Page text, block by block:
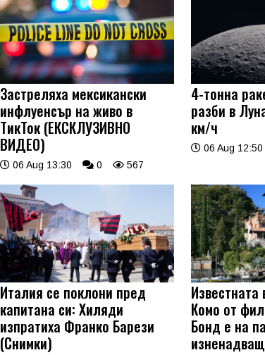
Застреляха мексикански
инфлуенсър на живо в
ТикТок (ЕКСКЛУЗИВНО
ВИДЕО)
06 Aug 13:30 0 567
4-тонна
разби в
км/ч
06 Aug 12:50
Италия се поклони пред
капитана си: Хиляди
изпратиха Франко Барези
(Снимки)
Комо от
Бонд е на